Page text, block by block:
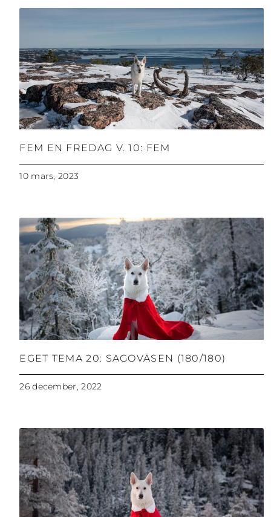
FEM EN FREDAG V. 10: FEM
10 mars, 2023
EGET TEMA 20: SAGOVÄSEN (180/180)
26 december, 2022